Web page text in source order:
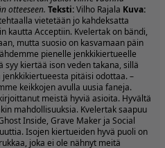
otteeseen. Teksti:Vilho Rajala Kuva:
vietetään jo kahdeksatta
kautta Acceptiin. Kvelertak on bändi,
mutta suosio on kasvamaan päin
pienelle jenkkikiertueelle
kiertää ison veden takana, sillä
pitäisi odottaa. –
keikkojen avulla uusia faneja.
meistä hyviä asioita. Hyvältä
mahdollisuuksia. Kvelertak saapuu
Inside, Grave Maker ja Social
Isojen kiertueiden hyvä puoli on
joka ei ole nähnyt meitä